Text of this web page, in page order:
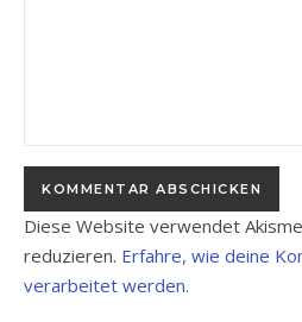
Diese Website verwendet
reduzieren. Erfahre, wie deine
verarbeitet werden.